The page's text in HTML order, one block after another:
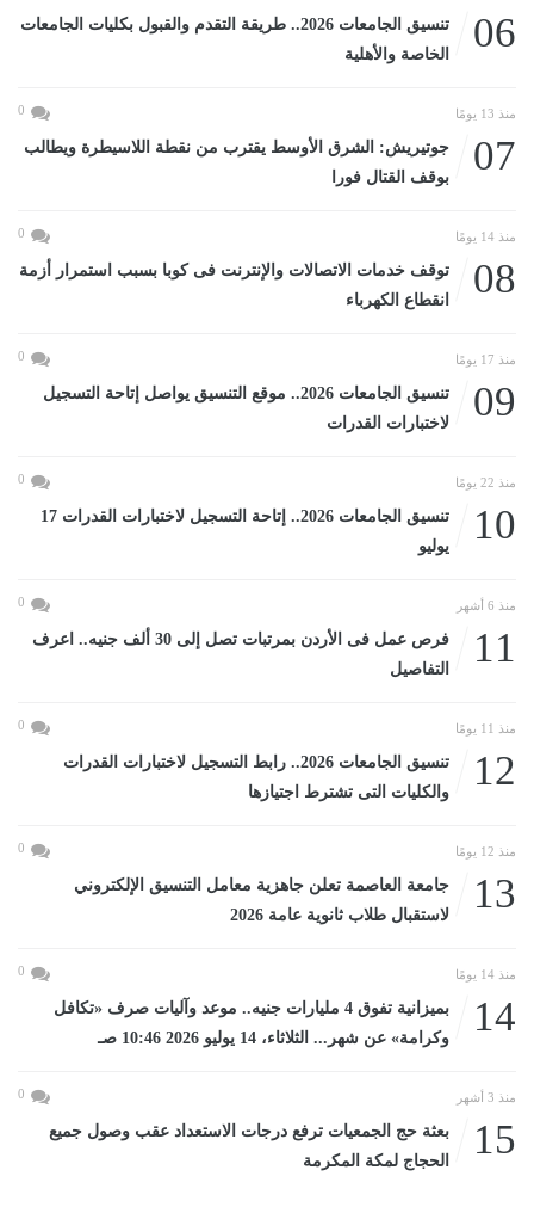
06
تنسيق الجامعات 2026.. طريقة التقدم والقبول بكليات الجامعات
الخاصة والأهلية
منذ 13 يومًا 0
07
جوتيريش: الشرق الأوسط يقترب من نقطة اللاسيطرة ويطالب
بوقف القتال فورا
منذ 14 يومًا 0
08
توقف خدمات الاتصالات والإنترنت فى كوبا بسبب استمرار أزمة
انقطاع الكهرباء
منذ 17 يومًا 0
09
تنسيق الجامعات 2026.. موقع التنسيق يواصل إتاحة التسجيل
لاختبارات القدرات
منذ 22 يومًا 0
10
تنسيق الجامعات 2026.. إتاحة التسجيل لاختبارات القدرات 17
يوليو
منذ 6 أشهر 0
11
فرص عمل فى الأردن بمرتبات تصل إلى 30 ألف جنيه.. اعرف
التفاصيل
منذ 11 يومًا 0
12
تنسيق الجامعات 2026.. رابط التسجيل لاختبارات القدرات
والكليات التى تشترط اجتيازها
منذ 12 يومًا 0
13
جامعة العاصمة تعلن جاهزية معامل التنسيق الإلكتروني
لاستقبال طلاب ثانوية عامة 2026
منذ 14 يومًا 0
14
بميزانية تفوق 4 مليارات جنيه.. موعد وآليات صرف «تكافل
وكرامة» عن شهر... الثلاثاء، 14 يوليو 2026 10:46 صـ
منذ 3 أشهر 0
15
بعثة حج الجمعيات ترفع درجات الاستعداد عقب وصول جميع
الحجاج لمكة المكرمة